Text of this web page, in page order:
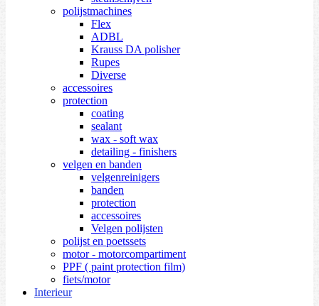
polijstmachines
Flex
ADBL
Krauss DA polisher
Rupes
Diverse
accessoires
protection
coating
sealant
wax - soft wax
detailing - finishers
velgen en banden
velgenreinigers
banden
protection
accessoires
Velgen polijsten
polijst en poetssets
motor - motorcompartiment
PPF ( paint protection film)
fiets/motor
Interieur